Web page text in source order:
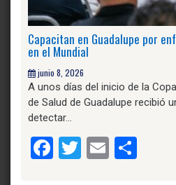
Capacitan en Guadalupe por
en el Mundial
junio 8, 2026
A unos días del inicio de la
de Salud de Guadalupe recibió
detectar…
Facebook
Twitter
Email